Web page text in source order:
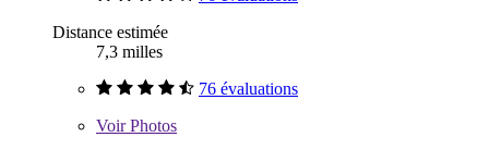
Distance estimée
7,3 milles
76 évaluations
VoirPhotos